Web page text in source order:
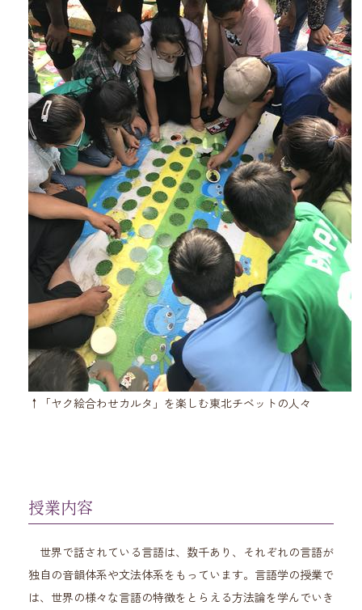
↑「ヤク絵合わせカルタ」を楽しむ東北チベットの人々
授業内容
世界で話されている言語は、数千あり、それぞれの言語が
独自の音韻体系や文法体系をもっています。言語学の授業で
は、世界の様々な言語の特徴をとらえる方法論を学んでいき